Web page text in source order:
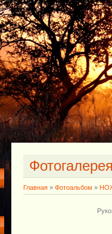
Главная » Фотоальбом »